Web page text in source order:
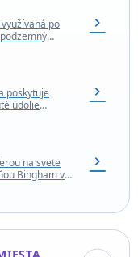
po
chevron_right
poskytuje
údolie
chevron_right
na svete
Bingham v
chevron_right